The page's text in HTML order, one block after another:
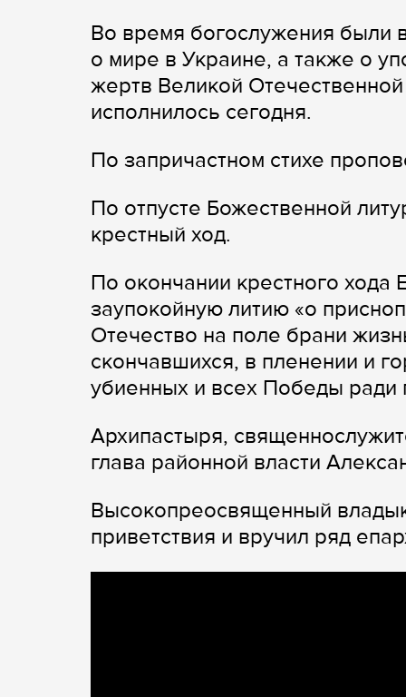
Во время богослужения были
о мире в Украине, а также о
жертв Великой
исполнилось сегодня.
По запричастном стихе
По отпусте Божественной
крестный ход.
По окончании крестного
заупокойную литию «о
Отечество на поле брани
скончавшихся, в пленении и
убиенных и всех Победы ради
Архипастыря,
глава районной власти
Высокопреосвященный
приветствия и вручил ряд